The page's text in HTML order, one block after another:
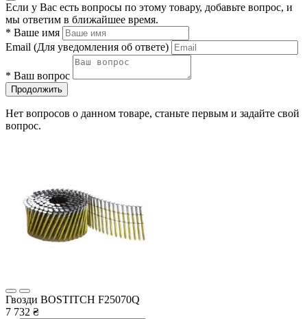
Если у Вас есть вопросы по этому товару, добавьте вопрос, и
мы ответим в ближайшее время.
* Ваше имя
Email (Для уведомления об ответе)
* Ваш вопрос
Продолжить
Нет вопросов о данном товаре, станьте первым и задайте свой
вопрос.
Гвозди BOSTITCH F25070Q
7 732 ₴